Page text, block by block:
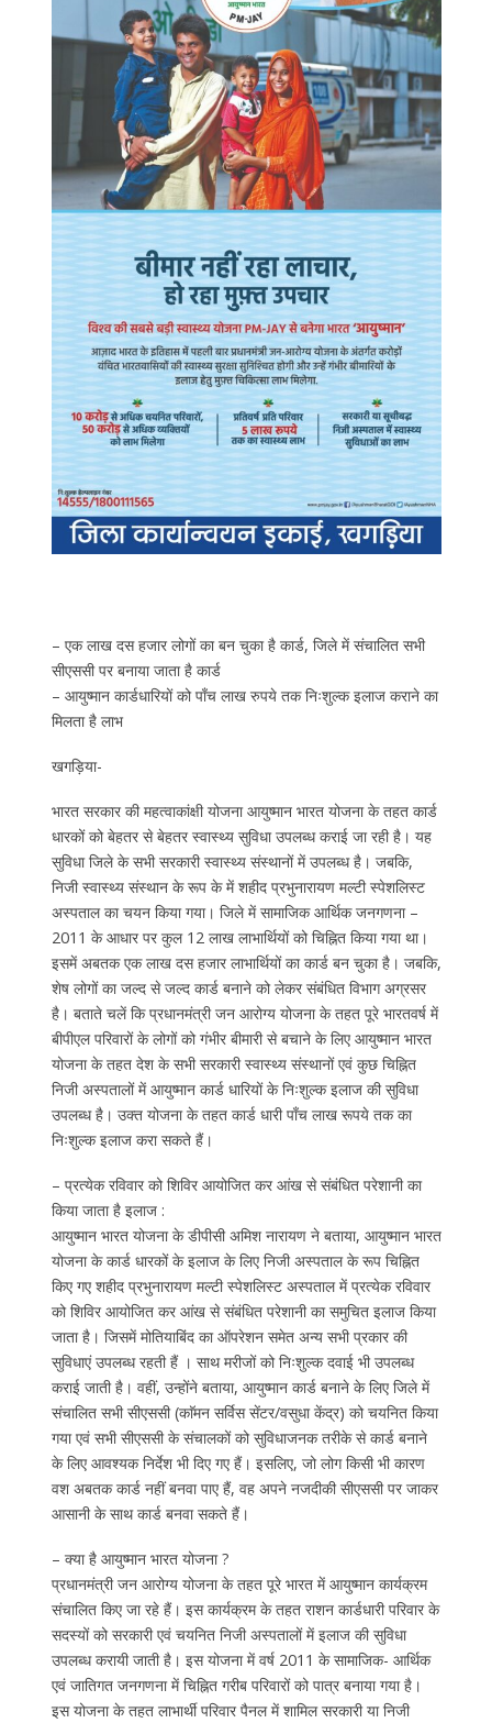
– एक लाख दस हजार लोगों का बन चुका है कार्ड, जिले में संचालित सभी
सीएससी पर बनाया जाता है कार्ड
– आयुष्मान कार्डधारियों को पाँच लाख रुपये तक निःशुल्क इलाज कराने का
मिलता है लाभ
खगड़िया-
भारत सरकार की महत्वाकांक्षी योजना आयुष्मान भारत योजना के तहत कार्ड
धारकों को बेहतर से बेहतर स्वास्थ्य सुविधा उपलब्ध कराई जा रही है। यह
सुविधा जिले के सभी सरकारी स्वास्थ्य संस्थानों में उपलब्ध है। जबकि,
निजी स्वास्थ्य संस्थान के रूप के में शहीद प्रभुनारायण मल्टी स्पेशलिस्ट
अस्पताल का चयन किया गया। जिले में सामाजिक आर्थिक जनगणना –
2011 के आधार पर कुल 12 लाख लाभार्थियों को चिह्नित किया गया था।
इसमें अबतक एक लाख दस हजार लाभार्थियों का कार्ड बन चुका है। जबकि,
शेष लोगों का जल्द से जल्द कार्ड बनाने को लेकर संबंधित विभाग अग्रसर
है। बताते चलें कि प्रधानमंत्री जन आरोग्य योजना के तहत पूरे भारतवर्ष में
बीपीएल परिवारों के लोगों को गंभीर बीमारी से बचाने के लिए आयुष्मान भारत
योजना के तहत देश के सभी सरकारी स्वास्थ्य संस्थानों एवं कुछ चिह्नित
निजी अस्पतालों में आयुष्मान कार्ड धारियों के निःशुल्क इलाज की सुविधा
उपलब्ध है। उक्त योजना के तहत कार्ड धारी पाँच लाख रूपये तक का
निःशुल्क इलाज करा सकते हैं।
– प्रत्येक रविवार को शिविर आयोजित कर आंख से संबंधित परेशानी का
किया जाता है इलाज :
आयुष्मान भारत योजना के डीपीसी अमिश नारायण ने बताया, आयुष्मान भारत
योजना के कार्ड धारकों के इलाज के लिए निजी अस्पताल के रूप चिह्नित
किए गए शहीद प्रभुनारायण मल्टी स्पेशलिस्ट अस्पताल में प्रत्येक रविवार
को शिविर आयोजित कर आंख से संबंधित परेशानी का समुचित इलाज किया
जाता है। जिसमें मोतियाबिंद का ऑपरेशन समेत अन्य सभी प्रकार की
सुविधाएं उपलब्ध रहती हैं । साथ मरीजों को निःशुल्क दवाई भी उपलब्ध
कराई जाती है। वहीं, उन्होंने बताया, आयुष्मान कार्ड बनाने के लिए जिले में
संचालित सभी सीएससी (काॅमन सर्विस सेंटर/वसुधा केंद्र) को चयनित किया
गया एवं सभी सीएससी के संचालकों को सुविधाजनक तरीके से कार्ड बनाने
के लिए आवश्यक निर्देश भी दिए गए हैं। इसलिए, जो लोग किसी भी कारण
वश अबतक कार्ड नहीं बनवा पाए हैं, वह अपने नजदीकी सीएससी पर जाकर
आसानी के साथ कार्ड बनवा सकते हैं।
– क्या है आयुष्मान भारत योजना ?
प्रधानमंत्री जन आरोग्य योजना के तहत पूरे भारत में आयुष्मान कार्यक्रम
संचालित किए जा रहे हैं। इस कार्यक्रम के तहत राशन कार्डधारी परिवार के
सदस्यों को सरकारी एवं चयनित निजी अस्पतालों में इलाज की सुविधा
उपलब्ध करायी जाती है। इस योजना में वर्ष 2011 के सामाजिक- आर्थिक
एवं जातिगत जनगणना में चिह्नित गरीब परिवारों को पात्र बनाया गया है।
इस योजना के तहत लाभार्थी परिवार पैनल में शामिल सरकारी या निजी